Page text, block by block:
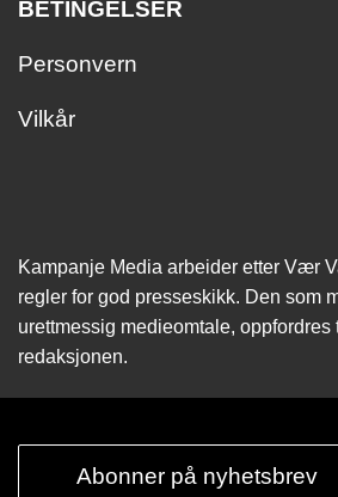
BETINGELSER
Personvern
Vilkår
Kampanje Media arbeider etter Vær
regler for god presseskikk. Den som
urettmessig medie­omtale, oppfordres
redaksjonen.
Abonner på nyhetsbrev